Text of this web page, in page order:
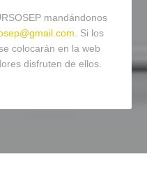
mandándonos
. Si los
colocarán en la web
disfruten de ellos.